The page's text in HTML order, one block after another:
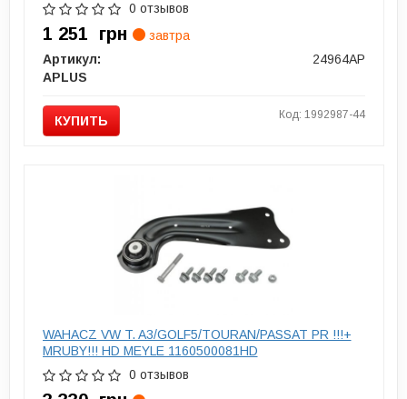
0 отзывов
1 251 грн
завтра
Артикул:
24964AP
APLUS
КУПИТЬ Код: 1992987-44
WAHACZ VW T. A3/GOLF5/TOURAN/PASSAT PR !!!+
МRUBY!!! HD MEYLE 1160500081HD
0 отзывов